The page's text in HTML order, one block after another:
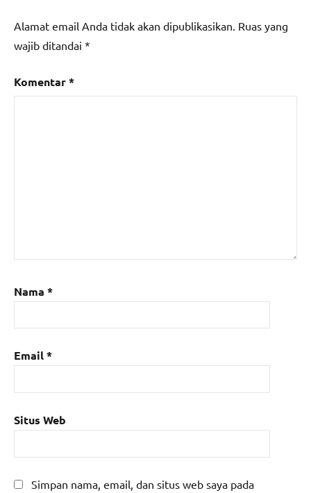
Alamat email Anda tidak akan dipublikasikan. Ruas yang
wajib ditandai *
Komentar*
Nama *
Email*
Situs Web
Simpan nama, email, dan situs web saya pada